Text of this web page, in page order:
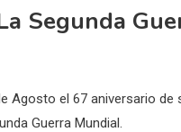
Segunda
Agosto el 67 aniversario de
Guerra Mundial.